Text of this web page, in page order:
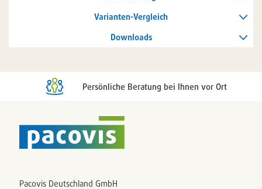
Varianten-Vergleich
Downloads
Persönliche Beratung bei Ihnen vor Ort
Pacovis Deutschland GmbH